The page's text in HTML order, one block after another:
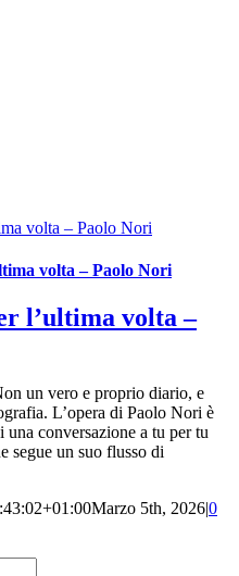
volta – Paolo Nori
volta – Paolo Nori
l’ultima volta –
un vero e proprio diario, e
L’opera di Paolo Nori è
conversazione a tu per tu
segue un suo flusso di
Marzo 5th, 2026|0